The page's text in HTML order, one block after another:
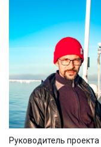
Руководитель